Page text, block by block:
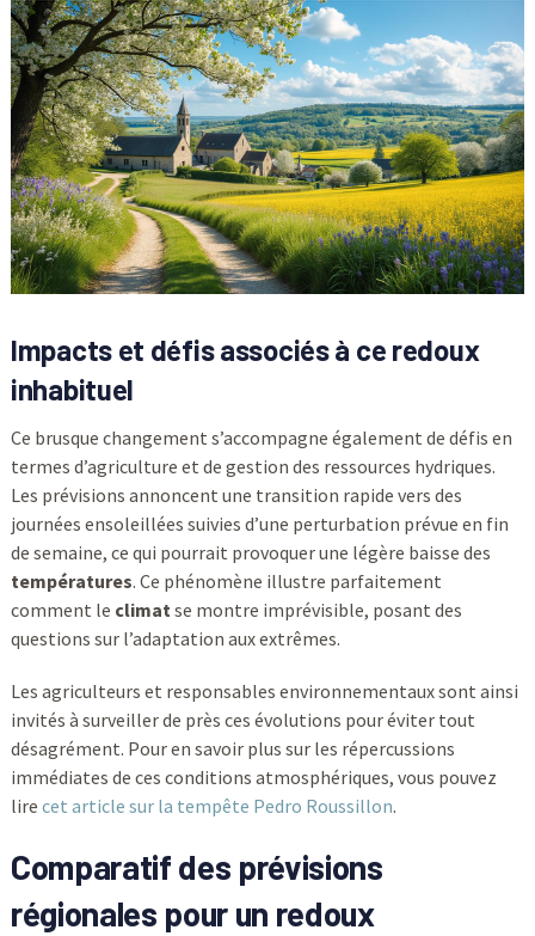
Impacts et défis associés à ce redoux
inhabituel
Ce brusque changement s’accompagne également de défis en
termes d’agriculture et de gestion des ressources hydriques.
Les prévisions annoncent une transition rapide vers des
journées ensoleillées suivies d’une perturbation prévue en fin
de semaine, ce qui pourrait provoquer une légère baisse des
températures. Ce phénomène illustre parfaitement
comment le climatse montre imprévisible, posant des
questions sur l’adaptation aux extrêmes.
Les agriculteurs et responsables environnementaux sont ainsi
invités à surveiller de près ces évolutions pour éviter tout
désagrément. Pour en savoir plus sur les répercussions
immédiates de ces conditions atmosphériques, vous pouvez
lire cet article sur la tempête Pedro Roussillon.
Comparatif des prévisions
régionales pour un redoux